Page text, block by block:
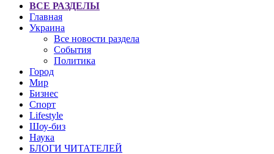
ВСЕ РАЗДЕЛЫ
Главная
Украина
Все новости раздела
События
Политика
Город
Мир
Бизнес
Спорт
Lifestyle
Шоу-биз
Наука
БЛОГИ ЧИТАТЕЛЕЙ